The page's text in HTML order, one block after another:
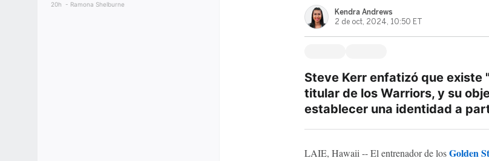
20h Ramona Shelburne
Kendra Andrews
2 de oct, 2024, 10:50 ET
Steve Kerr enfatizó que
titular de los Warriors, y su
establecer una identidad a
LAIE, Hawaii -- El entrenador de losGolden